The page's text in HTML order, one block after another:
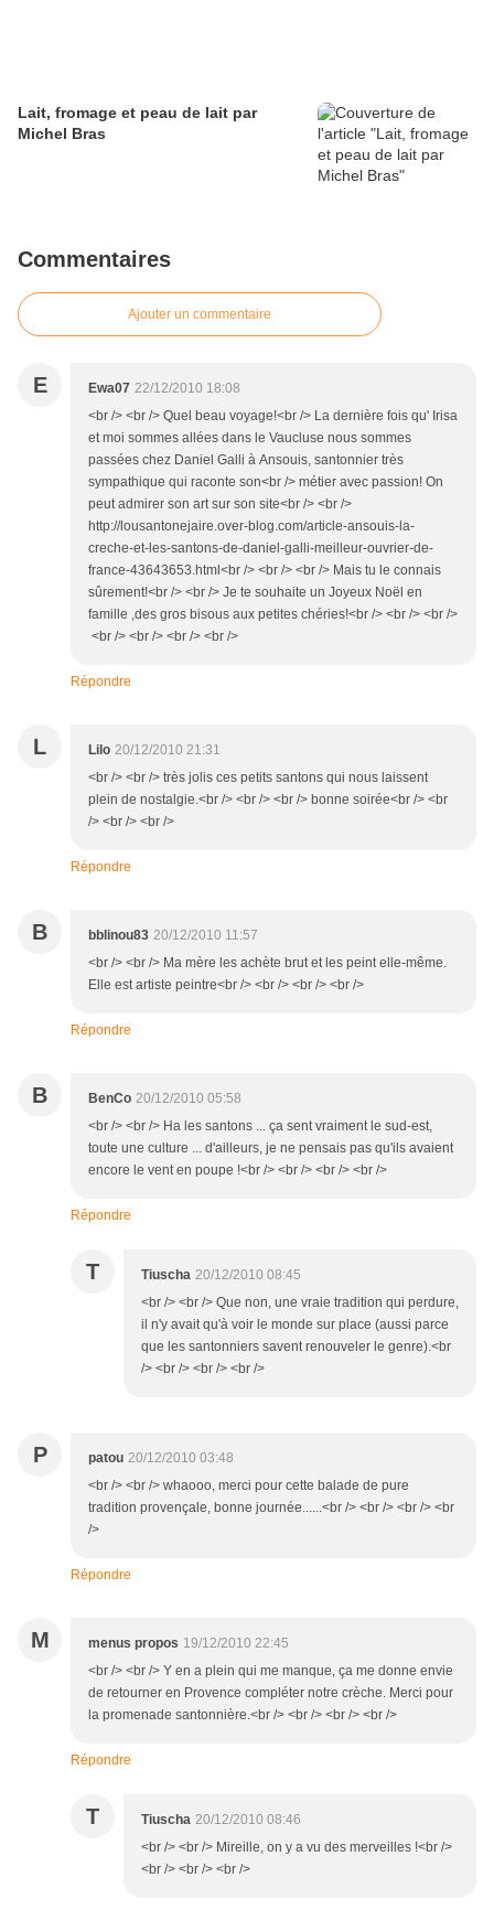
Lait, fromage et peau de lait par
Michel Bras
Commentaires
Ajouter un commentaire
E Ewa07 22/12/2010 18:08
<br /> <br /> Quel beau voyage!<br /> La dernière fois qu' Irisa
et moi sommes allées dans le Vaucluse nous sommes
passées chez Daniel Galli à Ansouis, santonnier très
sympathique qui raconte son<br /> métier avec passion! On
peut admirer son art sur son site<br /> <br />
http://lousantonejaire.over-blog.com/article-ansouis-la-
creche-et-les-santons-de-daniel-galli-meilleur-ouvrier-de-
france-43643653.html<br /> <br /> <br /> Mais tu le connais
sûrement!<br /> <br /> Je te souhaite un Joyeux Noël en
famille ,des gros bisous aux petites chéries!<br /> <br /> <br />
<br /> <br /> <br /> <br />
Répondre
L Lilo 20/12/2010 21:31
<br /> <br /> très jolis ces petits santons qui nous laissent
plein de nostalgie.<br /> <br /> <br /> bonne soirée<br /> <br
/> <br /> <br />
Répondre
B bblinou83 20/12/2010 11:57
<br /> <br /> Ma mère les achète brut et les peint elle-même.
Elle est artiste peintre<br /> <br /> <br /> <br />
Répondre
B BenCo 20/12/2010 05:58
<br /> <br /> Ha les santons ... ça sent vraiment le sud-est,
toute une culture ... d'ailleurs, je ne pensais pas qu'ils avaient
encore le vent en poupe !<br /> <br /> <br /> <br />
Répondre
T Tiuscha 20/12/2010 08:45
<br /> <br /> Que non, une vraie tradition qui perdure,
il n'y avait qu'à voir le monde sur place (aussi parce
que les santonniers savent renouveler le genre).<br
/> <br /> <br /> <br />
P patou 20/12/2010 03:48
<br /> <br /> whaooo, merci pour cette balade de pure
tradition provençale, bonne journée......<br /> <br /> <br /> <br
/>
Répondre
M menus propos 19/12/2010 22:45
<br /> <br /> Y en a plein qui me manque, ça me donne envie
de retourner en Provence compléter notre crèche. Merci pour
la promenade santonnière.<br /> <br /> <br /> <br />
Répondre
T Tiuscha 20/12/2010 08:46
<br /> <br /> Mireille, on y a vu des merveilles !<br />
<br /> <br /> <br />